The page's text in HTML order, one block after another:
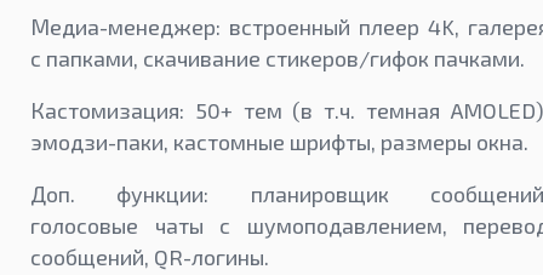
Медиа-менеджер: встроенный плеер 4K,
с папками, скачивание стикеров/гифок пачками.
Кастомизация: 50+ тем (в т.ч. темная
эмодзи-паки, кастомные шрифты, размеры окна.
Доп. функции: планировщик
голосовые чаты с шумоподавлением,
сообщений, QR-логины.